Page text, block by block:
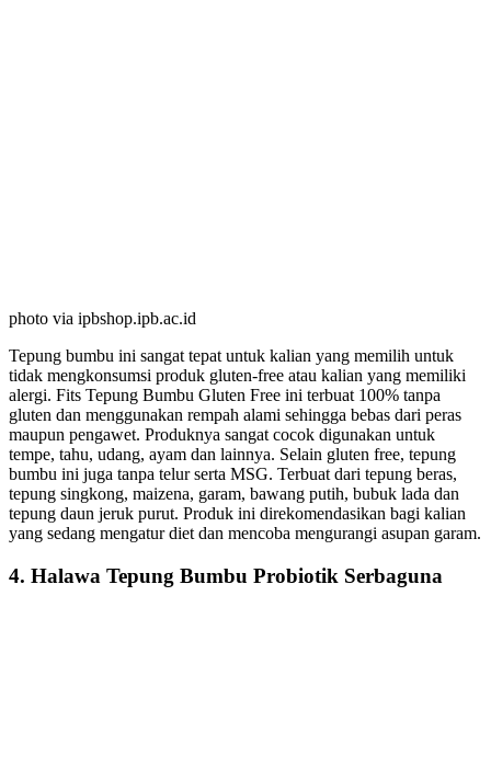
photo via ipbshop.ipb.ac.id
Tepung bumbu ini sangat tepat untuk kalian yang memilih untuk
tidak mengkonsumsi produk gluten-free atau kalian yang memiliki
alergi. Fits Tepung Bumbu Gluten Free ini terbuat 100% tanpa
gluten dan menggunakan rempah alami sehingga bebas dari peras
maupun pengawet. Produknya sangat cocok digunakan untuk
tempe, tahu, udang, ayam dan lainnya. Selain gluten free, tepung
bumbu ini juga tanpa telur serta MSG. Terbuat dari tepung beras,
tepung singkong, maizena, garam, bawang putih, bubuk lada dan
tepung daun jeruk purut. Produk ini direkomendasikan bagi kalian
yang sedang mengatur diet dan mencoba mengurangi asupan garam.
4. Halawa Tepung Bumbu Probiotik Serbaguna